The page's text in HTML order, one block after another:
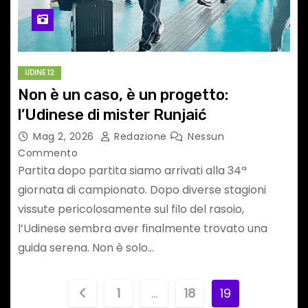
UDINE 12
Non è un caso, è un progetto:
l’Udinese di mister Runjaić
Mag 2, 2026 Redazione
Nessun
Commento
Partita dopo partita siamo arrivati alla 34ª
giornata di campionato. Dopo diverse stagioni
vissute pericolosamente sul filo del rasoio,
l’Udinese sembra aver finalmente trovato una
guida serena. Non è solo…
1 … 18 19